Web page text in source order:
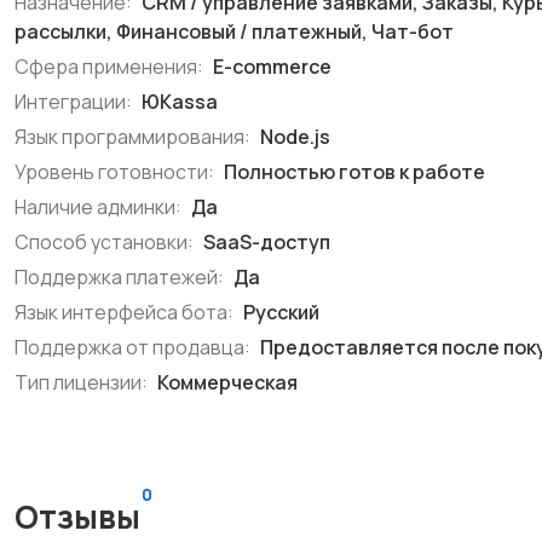
рассылки, Финансовый / платежный, Чат-бот
Сфера применения: E-commerce
Интеграции: ЮKassa
Язык программирования: Node.js
Уровень готовности: Полностью готов к работе
Наличие админки: Да
Способ установки: SaaS-доступ
Поддержка платежей: Да
Язык интерфейса бота: Русский
Поддержка от продавца: Предоставляется после
Тип лицензии: Коммерческая
Отзывы
0